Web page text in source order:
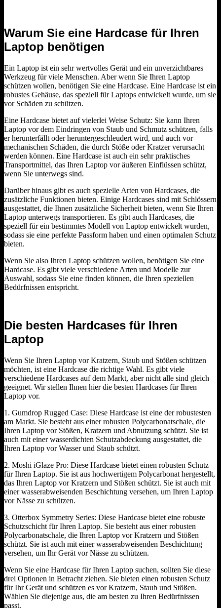
Warum Sie eine Hardcase für Ihren
Laptop benötigen
Ein Laptop ist ein sehr wertvolles Gerät und ein unverzichtbares
Werkzeug für viele Menschen. Aber wenn Sie Ihren Laptop
schützen wollen, benötigen Sie eine Hardcase. Eine Hardcase ist ein
robustes Gehäuse, das speziell für Laptops entwickelt wurde, um sie
vor Schäden zu schützen.
Eine Hardcase bietet auf vielerlei Weise Schutz: Sie kann Ihren
Laptop vor dem Eindringen von Staub und Schmutz schützen, falls
er herunterfällt oder heruntergeschleudert wird, und auch vor
mechanischen Schäden, die durch Stöße oder Kratzer verursacht
werden können. Eine Hardcase ist auch ein sehr praktisches
Transportmittel, das Ihren Laptop vor äußeren Einflüssen schützt,
wenn Sie unterwegs sind.
Darüber hinaus gibt es auch spezielle Arten von Hardcases, die
zusätzliche Funktionen bieten. Einige Hardcases sind mit Schlössern
ausgestattet, die Ihnen zusätzliche Sicherheit bieten, wenn Sie Ihren
Laptop unterwegs transportieren. Es gibt auch Hardcases, die
speziell für ein bestimmtes Modell von Laptop entwickelt wurden,
sodass sie eine perfekte Passform haben und einen optimalen Schutz
bieten.
Wenn Sie also Ihren Laptop schützen wollen, benötigen Sie eine
Hardcase. Es gibt viele verschiedene Arten und Modelle zur
Auswahl, sodass Sie eine finden können, die Ihren speziellen
Bedürfnissen entspricht.
Die besten Hardcases für Ihren
Laptop
Wenn Sie Ihren Laptop vor Kratzern, Staub und Stößen schützen
möchten, ist eine Hardcase die richtige Wahl. Es gibt viele
verschiedene Hardcases auf dem Markt, aber nicht alle sind gleich
geeignet. Wir stellen Ihnen hier die besten Hardcases für Ihren
Laptop vor.
1. Gumdrop Rugged Case: Diese Hardcase ist eine der robustesten
am Markt. Sie besteht aus einer robusten Polycarbonatschale, die
Ihren Laptop vor Stößen, Kratzern und Abnutzung schützt. Sie ist
auch mit einer wasserdichten Schutzabdeckung ausgestattet, die
Ihren Laptop vor Wasser und Staub schützt.
2. Moshi iGlaze Pro: Diese Hardcase bietet einen robusten Schutz
für Ihren Laptop. Sie ist aus hochwertigem Polycarbonat hergestellt,
das Ihren Laptop vor Kratzern und Stößen schützt. Sie ist auch mit
einer wasserabweisenden Beschichtung versehen, um Ihren Laptop
vor Nässe zu schützen.
3. Otterbox Symmetry Series: Diese Hardcase bietet eine robuste
Schutzschicht für Ihren Laptop. Sie besteht aus einer robusten
Polycarbonatschale, die Ihren Laptop vor Kratzern und Stößen
schützt. Sie ist auch mit einer wasserabweisenden Beschichtung
versehen, um Ihr Gerät vor Nässe zu schützen.
Wenn Sie eine Hardcase für Ihren Laptop suchen, sollten Sie diese
drei Optionen in Betracht ziehen. Sie bieten einen robusten Schutz
für Ihr Gerät und schützen es vor Kratzern, Staub und Stößen.
Wählen Sie diejenige aus, die am besten zu Ihren Bedürfnissen
passt.